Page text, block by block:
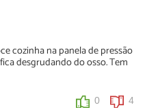
cozinha na panela de pressão
desgrudando do osso. Tem
0 4